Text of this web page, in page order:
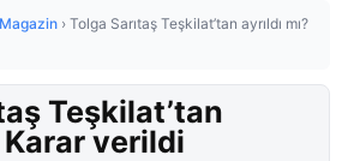
Magazin › Tolga Sarıtaş Teşkilat’tan ayrıldı mı?
Teşkilat’tan
Karar verildi